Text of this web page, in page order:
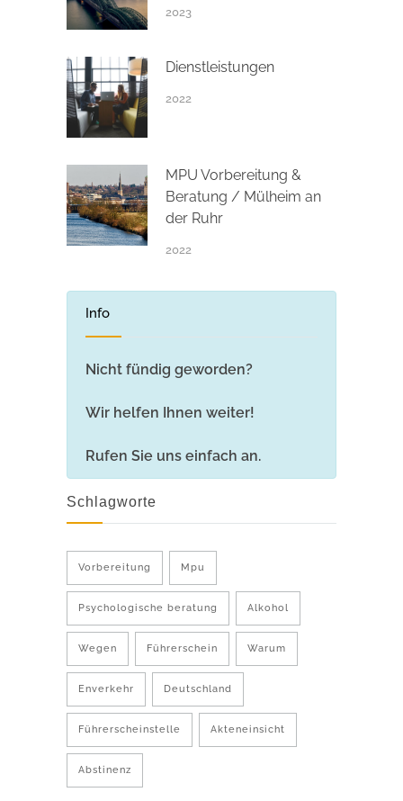
2023
Dienstleistungen
2022
MPU Vorbereitung &
Beratung / Mülheim an
der Ruhr
2022
Info
Nicht fündig geworden?
Wir helfen Ihnen weiter!
Rufen Sie uns einfach an.
Schlagworte
Vorbereitung Mpu
Psychologische beratung Alkohol
Wegen Führerschein Warum
Enverkehr Deutschland
Führerscheinstelle Akteneinsicht
Abstinenz